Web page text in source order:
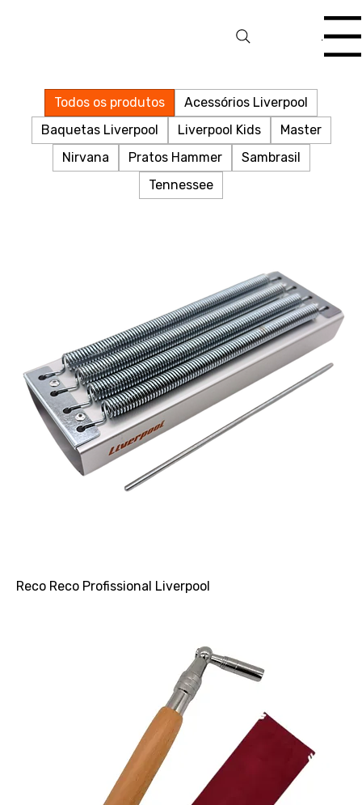
Menu
Todos os produtos
Acessórios Liverpool
Baquetas Liverpool
Liverpool Kids
Master
Nirvana
Pratos Hammer
Sambrasil
Tennessee
Reco Reco Profissional Liverpool